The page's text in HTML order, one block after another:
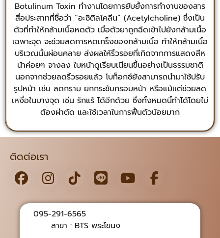
Botulinum Toxin ทำงานโดยการยับยั้งการทำงานของสาร
สื่อประสาทที่ชื่อว่า “อะซิติลโคลีน” (Acetylcholine) ซึ่งเป็น
ตัวที่ทำให้กล้ามเนื้อหดตัว เมื่อตัวยาถูกฉีดเข้าไปยังกล้ามเนื้อ
เฉพาะจุด จะช่วยลดการหดเกร็งของกล้ามเนื้อ ทำให้กล้ามเนื้อ
บริเวณนั้นผ่อนคลาย ส่งผลให้ริ้วรอยที่เกิดจากการแสดงสีห
น้าค่อยๆ จางลง ใบหน้าดูเรียบเนียนขึ้นอย่างเป็นธรรมชาติ
นอกจากช่วยลดริ้วรอยแล้ว โบท็อกซ์ยังสามารถนำมาใช้ปรับ
รูปหน้า เช่น ลดกราม ยกกระชับกรอบหน้า หรือแม้แต่ช่วยลด
เหงื่อในบางจุด เช่น รักแร้ ได้อีกด้วย ซึ่งทั้งหมดนี้ทำได้โดยไม่
ต้องผ่าตัด และใช้เวลาในการฟื้นตัวน้อยมาก
ติดต่อเรา
095-291-6565
สาขา : BTS พระโขนง